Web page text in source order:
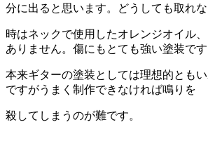
分に出ると思います。どうしても取れ
時はネックで使用したオレンジオイル
ありません。傷にもとても強い塗装です
本来ギターの塗装としては理想的とも
ですがうまく制作できなければ鳴りを
殺してしまうのが難です。